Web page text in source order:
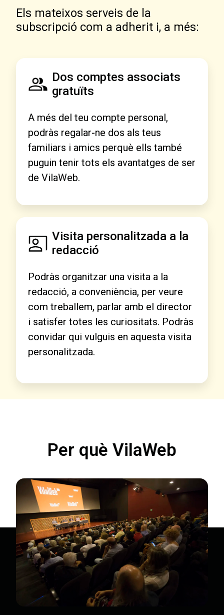
Els mateixos serveis de la
subscripció com a adherit i, a més:
Dos comptes associats
gratuïts
A més del teu compte personal,
podràs regalar-ne dos als teus
familiars i amics perquè ells també
puguin tenir tots els avantatges de ser
de VilaWeb.
Visita personalitzada a la
redacció
Podràs organitzar una visita a la
redacció, a conveniència, per veure
com treballem, parlar amb el director
i satisfer totes les curiositats. Podràs
convidar qui vulguis en aquesta visita
personalitzada.
Per què VilaWeb